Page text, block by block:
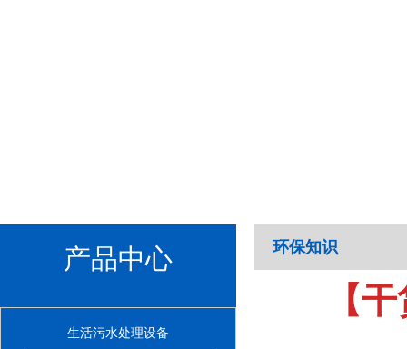
产品中心
生活污水处理设备
环保知识
【